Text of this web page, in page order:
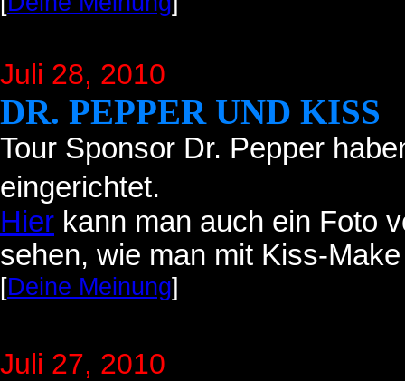
Juli 28, 2010
DR. PEPPER UND KISS
Tour Sponsor Dr. Pepper
eingerichtet.
Hier kann man auch ein Foto
sehen, wie man mit Kiss-
[Deine Meinung]
Juli 27, 2010